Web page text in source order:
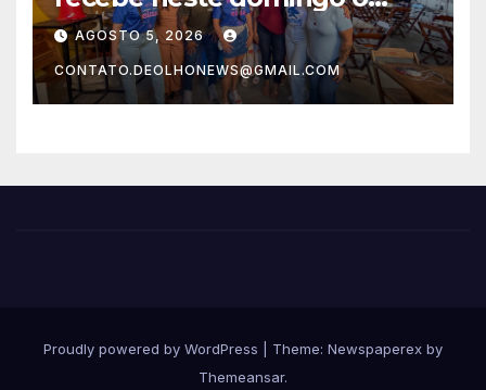
Correr Por Elas
AGOSTO 5, 2026
CONTATO.DEOLHONEWS@GMAIL.COM
Proudly powered by WordPress
Theme: Newspaperex by
Themeansar.